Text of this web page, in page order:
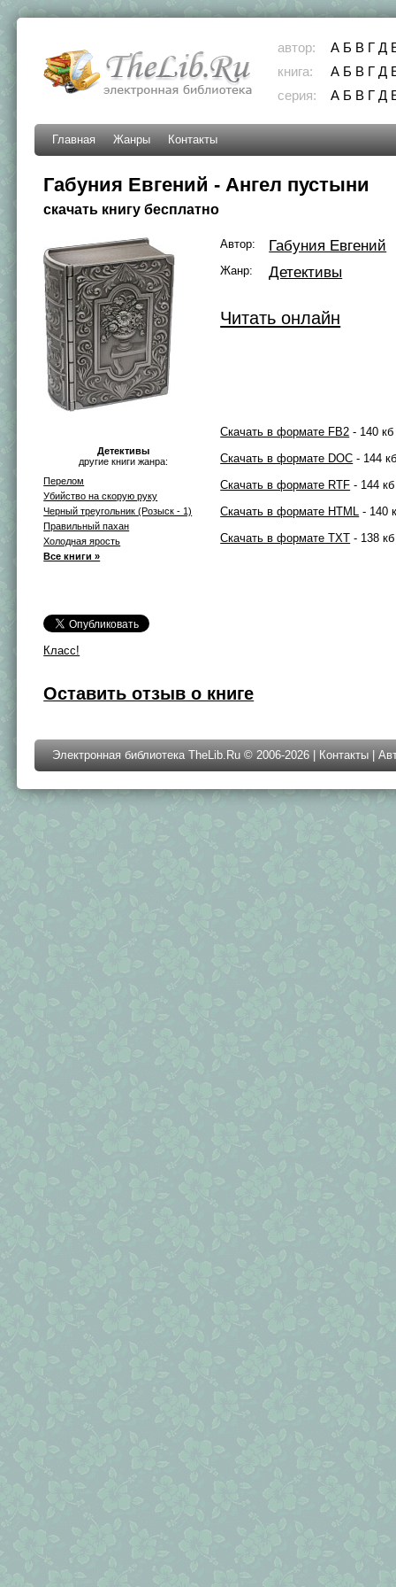
автор: А Б В Г Д
книга:
А Б В Г Д
серия:
А Б В Г Д
Главная Жанры Контакты
Габуния Евгений - Ангел пустыни
скачать книгу бесплатно
Детективы
другие книги жанра:
Перелом
Убийство на скорую руку
Черный треугольник (Розыск - 1)
Правильный пахан
Холодная ярость
Все книги »
Класс!
Автор: Габуния Евгений
Жанр: Детективы
Читать онлайн
Скачать в формате FB2 - 140 кб
Скачать в формате DOC - 144
Скачать в формате RTF - 144 кб
Скачать в формате HTML - 140
Скачать в формате TXT - 138 кб
Оставить отзыв о книге
Электронная библиотека TheLib.Ru © 2006-2026 | Контакты |